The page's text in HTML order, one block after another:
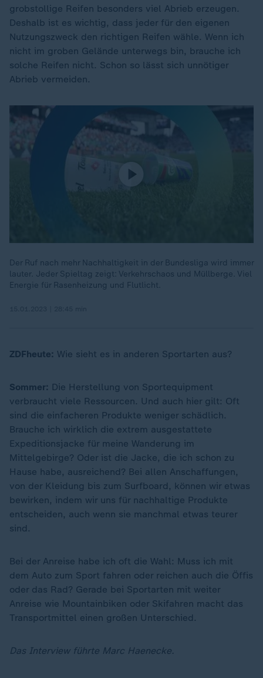
grobstollige Reifen besonders viel Abrieb erzeugen.
Deshalb ist es wichtig, dass jeder für den eigenen
Nutzungszweck den richtigen Reifen wähle. Wenn ich
nicht im groben Gelände unterwegs bin, brauche ich
solche Reifen nicht. Schon so lässt sich unnötiger
Abrieb vermeiden.
Der Ruf nach mehr Nachhaltigkeit in der Bundesliga wird immer
lauter. Jeder Spieltag zeigt: Verkehrschaos und Müllberge. Viel
Energie für Rasenheizung und Flutlicht.
ZDFheute: Wie sieht es in anderen Sportarten aus?
Sommer: Die Herstellung von Sportequipment
verbraucht viele Ressourcen. Und auch hier gilt: Oft
sind die einfacheren Produkte weniger schädlich.
Brauche ich wirklich die extrem ausgestattete
Expeditionsjacke für meine Wanderung im
Mittelgebirge? Oder ist die Jacke, die ich schon zu
Hause habe, ausreichend? Bei allen Anschaffungen,
von der Kleidung bis zum Surfboard, können wir etwas
bewirken, indem wir uns für nachhaltige Produkte
entscheiden, auch wenn sie manchmal etwas teurer
sind.
Bei der Anreise habe ich oft die Wahl: Muss ich mit
dem Auto zum Sport fahren oder reichen auch die Öffis
oder das Rad? Gerade bei Sportarten mit weiter
Anreise wie Mountainbiken oder Skifahren macht das
Transportmittel einen großen Unterschied.
Das Interview führte Marc Haenecke.